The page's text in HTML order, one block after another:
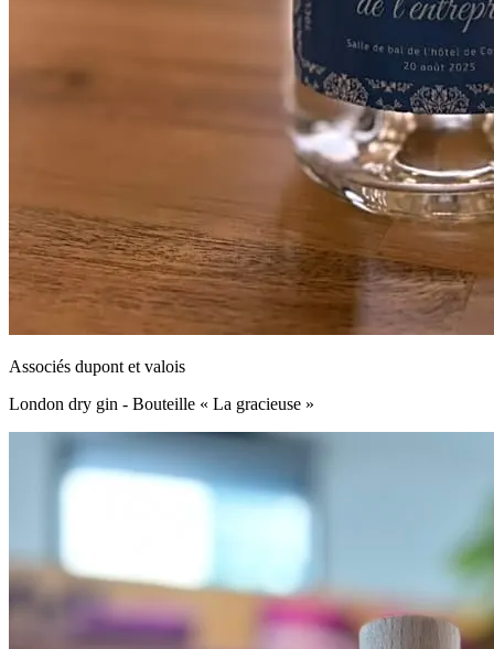
Associés dupont et valois
London dry gin - Bouteille « La gracieuse »